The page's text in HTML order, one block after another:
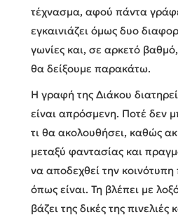
τέχνασμα, αφού πάντα
εγκαινιάζει όμως δυο
γωνίες και, σε αρκετό
θα δείξουμε παρακάτω.
Η γραφή της Διάκου
είναι απρόσμενη. Ποτέ δεν
τι θα ακολουθήσει, καθώς
μεταξύ φαντασίας και
να αποδεχθεί την
όπως είναι. Τη βλέπει με
βάζει της δικές της πινελιές